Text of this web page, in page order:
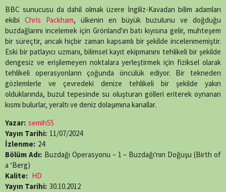
line 89
X
(Twitter)
FacebookWhatsAppTelegram
SMS Email LinkedInPinterest
BBC sunucusu da dahil olmak üzere İngiliz-Kavadan bilim adamları
ekibi Chris Packham, ülkenin en büyük buzulunu ve doğduğu
buzdağlarını incelemek için Grönland'ın batı kıyısına gelir, muhteşem
bir süreçtir, ancak hiçbir zaman kapsamlı bir şekilde incelenmemiştir.
Eski bir patlayıcı uzmanı, bilimsel kayıt ekipmanını tehlikeli bir şekilde
dengesiz ve erişilemeyen noktalara yerleştirmek için fiziksel olarak
tehlikeli operasyonların çoğunda öncülük ediyor. Bir tekneden
gözlemlerle ve çevredeki denize tehlikeli bir şekilde yakın
olduklarında, buzul tepesinde su oluşturan gölleri eriterek oynanan
kısmı bulurlar, yeraltı ve deniz dolaşımına kanallar.
Yazar: semih55
Yayın Tarihi: 11/07/2024
İzlenme: 24
Bölüm Adı: Buzdağı Operasyonu – 1 – Buzdağı'nın Doğuşu (Birth of
a ‘Berg)
Kalite: HD
Yayın Tarihi: 30.10.2012